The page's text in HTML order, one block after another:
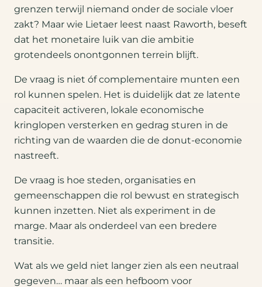
grenzen terwijl niemand onder de sociale vloer
zakt? Maar wie Lietaer leest naast Raworth, beseft
dat het monetaire luik van die ambitie
grotendeels onontgonnen terrein blijft.
De vraag is niet óf complementaire munten een
rol kunnen spelen. Het is duidelijk dat ze latente
capaciteit activeren, lokale economische
kringlopen versterken en gedrag sturen in de
richting van de waarden die de donut-economie
nastreeft.
De vraag is hoe steden, organisaties en
gemeenschappen die rol bewust en strategisch
kunnen inzetten. Niet als experiment in de
marge. Maar als onderdeel van een bredere
transitie.
Wat als we geld niet langer zien als een neutraal
gegeven… maar als een hefboom voor